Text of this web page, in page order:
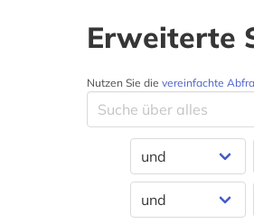
Erweiterte
Nutzen Sie die vereinfachte